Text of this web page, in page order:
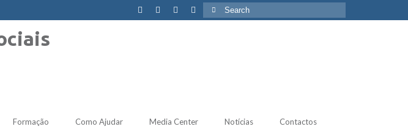
Search
for:
Formação Como Ajudar Media Center Notícias Contactos